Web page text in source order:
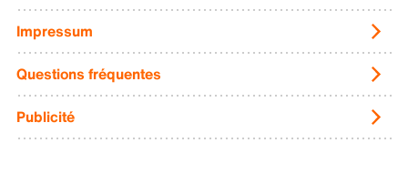
Impressum
Questions fréquentes
Publicité